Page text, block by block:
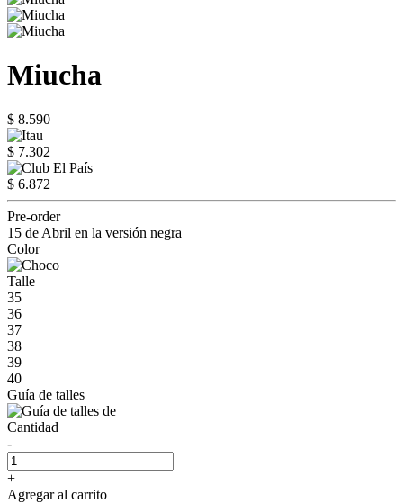
Miucha
$ 8.590
$ 7.302
$ 6.872
Pre-order
15 de Abril en la versión negra
Color
Talle
35
36
37
38
39
40
Guía de talles
Cantidad
-
+
Agregar al carrito